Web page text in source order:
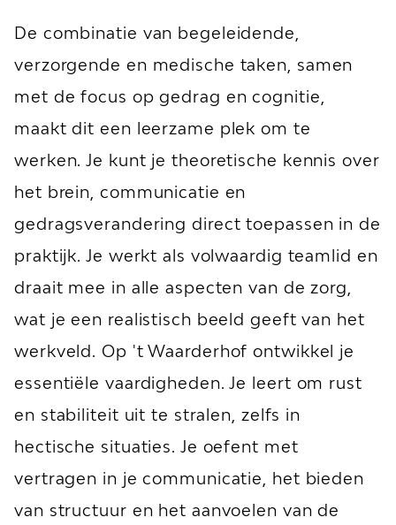
De combinatie van begeleidende,
verzorgende en medische taken, samen
met de focus op gedrag en cognitie,
maakt dit een leerzame plek om te
werken. Je kunt je theoretische kennis over
het brein, communicatie en
gedragsverandering direct toepassen in de
praktijk. Je werkt als volwaardig teamlid en
draait mee in alle aspecten van de zorg,
wat je een realistisch beeld geeft van het
werkveld. Op 't Waarderhof ontwikkel je
essentiële vaardigheden. Je leert om rust
en stabiliteit uit te stralen, zelfs in
hectische situaties. Je oefent met
vertragen in je communicatie, het bieden
van structuur en het aanvoelen van de